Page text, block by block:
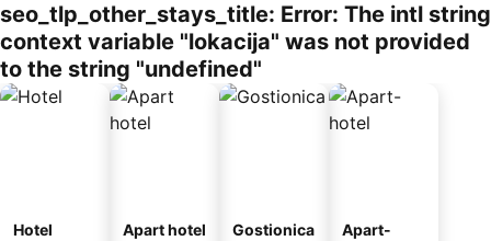
seo_tlp_other_stays_title: Error: The intl string
context variable "lokacija" was not provided
to the string "undefined"
Hotel Apart hotel Gostionica
Apart-